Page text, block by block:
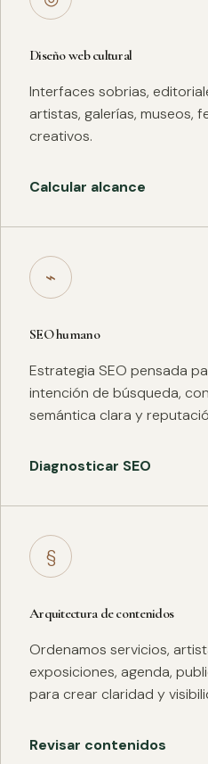
Diseño web cultural
Interfaces sobrias,
artistas, galerías, museos,
creativos.
Calcular alcance
⌁
SEO humano
Estrategia SEO pensada
intención de búsqueda,
semántica clara y
Diagnosticar SEO
§
Arquitectura de contenidos
Ordenamos servicios,
exposiciones, agenda,
para crear claridad y
Revisar contenidos